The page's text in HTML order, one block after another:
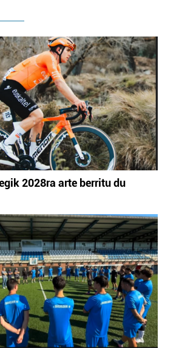
2028ra arte berritu du